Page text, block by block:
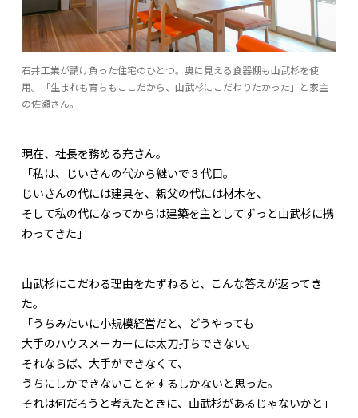
石井工業が請け負った住宅のひとつ。奥に見える食器棚も山武杉を使
用。「生まれも育ちもここだから、山武杉にこだわりたかった」と家主
の佐瀬さん。
現在、社長を務める充さん。
「私は、じいさんの代から継いで３代目。
じいさんの代には建具を、親父の代には材木を、
そして私の代になってからは建築を主としてずっと山武杉に携
わってきた」
山武杉にこだわる理由をたずねると、こんな答えが返ってき
た。
「うちみたいに小規模経営だと、どうやっても
大手のハウスメーカーには太刀打ちできない。
それならば、大手ができなくて、
うちにしかできないことをするしかないと思った。
それは何だろうと考えたときに、山武杉があるじゃないかと」